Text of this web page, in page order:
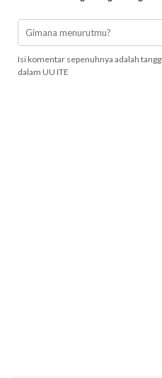
Isi komentar sepenuhnya adalah
dalam UU ITE